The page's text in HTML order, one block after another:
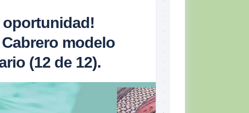
no
de
oportunidad!
modelo
(12 de 12).